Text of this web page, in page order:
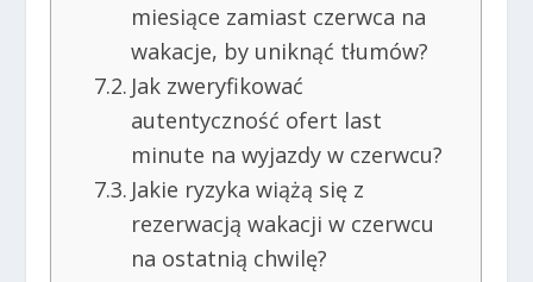
miesiące zamiast czerwca na
wakacje, by uniknąć tłumów?
Jak zweryfikować
autentyczność ofert last
minute na wyjazdy w czerwcu?
Jakie ryzyka wiążą się z
rezerwacją wakacji w czerwcu
na ostatnią chwilę?